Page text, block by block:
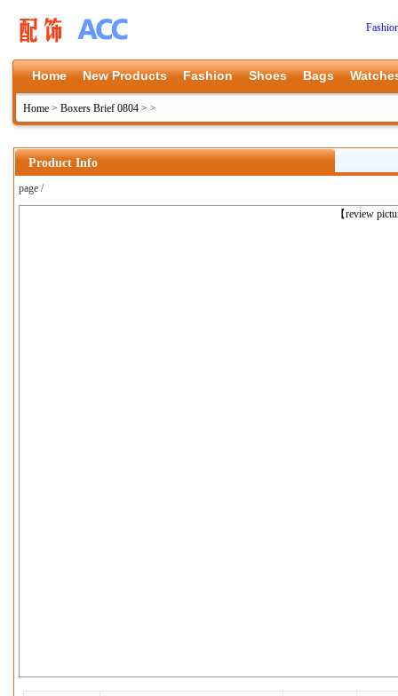
Home New Products Fashion Shoes Bags
Home > Boxers Brief 0804 > >
Product Info
page /
【review
上一张